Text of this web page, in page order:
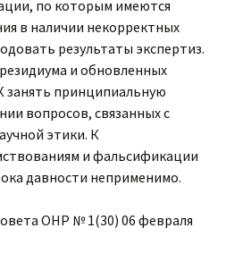
по которым имеются
в наличии некорректных
результаты экспертиз.
и обновленных
занять принципиальную
вопросов, связанных с
этики. К
и фальсификации
давности неприменимо.
ОНР № 1(30) 06 февраля